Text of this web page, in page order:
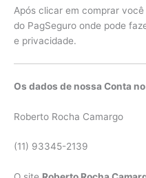
Após clicar em comprar
do PagSeguro onde pode
e privacidade.
Os dados de nossa Conta
Roberto Rocha Camargo
(11) 93345-2139